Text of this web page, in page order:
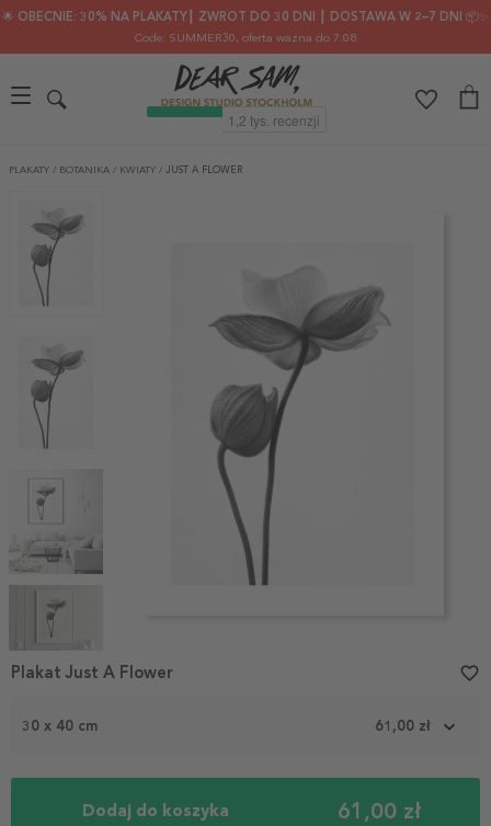
🌟 OBECNIE: 30% NA PLAKATY┃ ZWROT DO 30 DNI ┃ DOSTAWA W 2–7 DNI 📦✨
Code: SUMMER30, oferta ważna do 7.08
PLAKATY / BOTANIKA / KWIATY / JUST A FLOWER
1
30 x 40 cm 61,00 zł
Dodaj do koszyka 61,00 zł
Plakat Just A Flower favorite_border